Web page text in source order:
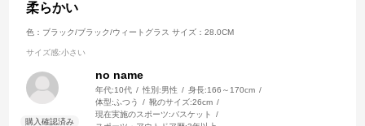
柔らかい
色：ブラック/ブラック/ウィートグラス サイズ：28.0CM
サイズ感:小さい
no name
年代:10代 性別:男性 身長:166～170cm
体型:ふつう 靴のサイズ:26cm
現在実施のスポーツ:バスケット